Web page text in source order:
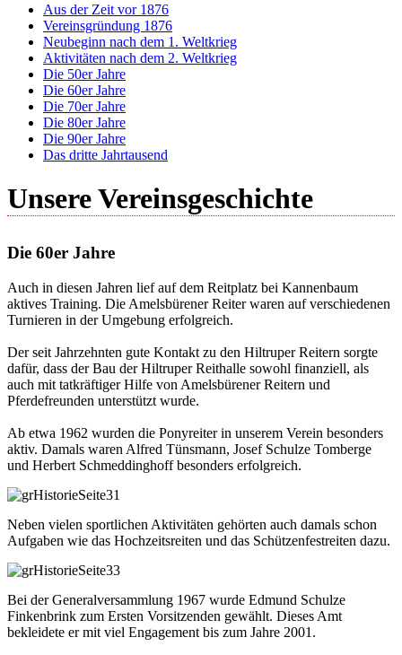
Aus der Zeit vor 1876
Vereinsgründung 1876
Neubeginn nach dem 1. Weltkrieg
Aktivitäten nach dem 2. Weltkrieg
Die 50er Jahre
Die 60er Jahre
Die 70er Jahre
Die 80er Jahre
Die 90er Jahre
Das dritte Jahrtausend
Unsere Vereinsgeschichte
Die 60er Jahre
Auch in diesen Jahren lief auf dem Reitplatz bei Kannenbaum
aktives Training. Die Amelsbürener Reiter waren auf verschiedenen
Turnieren in der Umgebung erfolgreich.
Der seit Jahrzehnten gute Kontakt zu den Hiltruper Reitern sorgte
dafür, dass der Bau der Hiltruper Reithalle sowohl finanziell, als
auch mit tatkräftiger Hilfe von Amelsbürener Reitern und
Pferdefreunden unterstützt wurde.
Ab etwa 1962 wurden die Ponyreiter in unserem Verein besonders
aktiv. Damals waren Alfred Tünsmann, Josef Schulze Tomberge
und Herbert Schmeddinghoff besonders erfolgreich.
Neben vielen sportlichen Aktivitäten gehörten auch damals schon
Aufgaben wie das Hochzeitsreiten und das Schützenfestreiten dazu.
Bei der Generalversammlung 1967 wurde Edmund Schulze
Finkenbrink zum Ersten Vorsitzenden gewählt. Dieses Amt
bekleidete er mit viel Engagement bis zum Jahre 2001.